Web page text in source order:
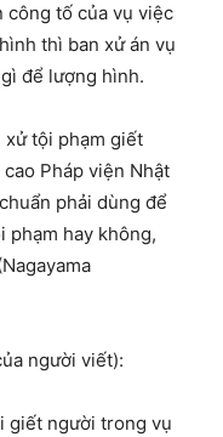
công tố của vụ việc
thì ban xử án vụ
để lượng hình.
xử tội phạm giết
Pháp viện Nhật
phải dùng để
phạm hay không,
người viết):
giết người trong vụ